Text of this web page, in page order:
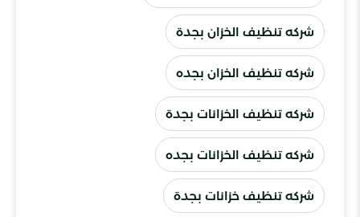
شركه تنظيف الخزان بجدة
شركه تنظيف الخزان بجده
شركه تنظيف الخزانات بجدة
شركه تنظيف الخزانات بجده
شركه تنظيف خزانات بجدة